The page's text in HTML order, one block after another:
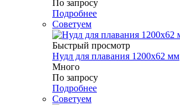
По запросу
Подробнее
Советуем
Быстрый просмотр
Нудл для плавания 1200х62 мм
Много
По запросу
Подробнее
Советуем